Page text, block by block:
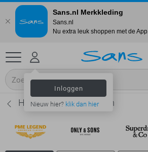
Inloggen
Nieuw hier? klik dan hier
Heren Bermuda broeken
Sans.nl Merkkleding
Sans.nl
Nu extra leuk shoppen met de App.